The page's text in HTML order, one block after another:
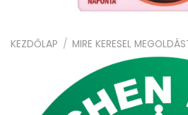
KEZDŐLAP / MIRE KERESEL